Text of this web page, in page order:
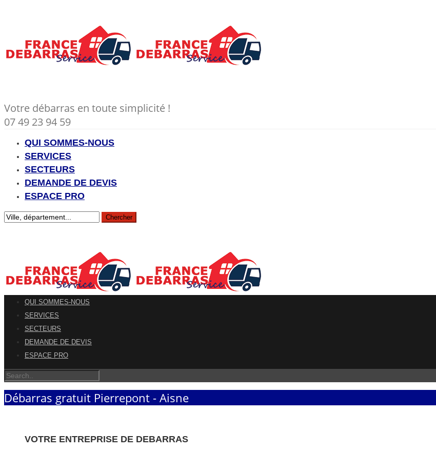
Votre débarras en toute simplicité !
07 49 23 94 59
QUI SOMMES-NOUS
SERVICES
SECTEURS
DEMANDE DE DEVIS
ESPACE PRO
QUI SOMMES-NOUS
SERVICES
SECTEURS
DEMANDE DE DEVIS
ESPACE PRO
Débarras gratuit Pierrepont - Aisne
VOTRE ENTREPRISE DE DEBARRAS